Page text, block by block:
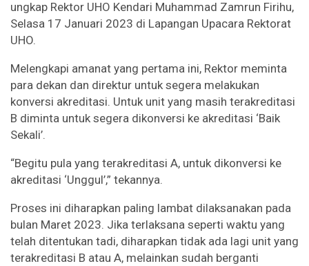
ungkap Rektor UHO Kendari Muhammad Zamrun Firihu,
Selasa 17 Januari 2023 di Lapangan Upacara Rektorat
UHO.
Melengkapi amanat yang pertama ini, Rektor meminta
para dekan dan direktur untuk segera melakukan
konversi akreditasi. Untuk unit yang masih terakreditasi
B diminta untuk segera dikonversi ke akreditasi ‘Baik
Sekali’.
“Begitu pula yang terakreditasi A, untuk dikonversi ke
akreditasi ‘Unggul’,” tekannya.
Proses ini diharapkan paling lambat dilaksanakan pada
bulan Maret 2023. Jika terlaksana seperti waktu yang
telah ditentukan tadi, diharapkan tidak ada lagi unit yang
terakreditasi B atau A, melainkan sudah berganti